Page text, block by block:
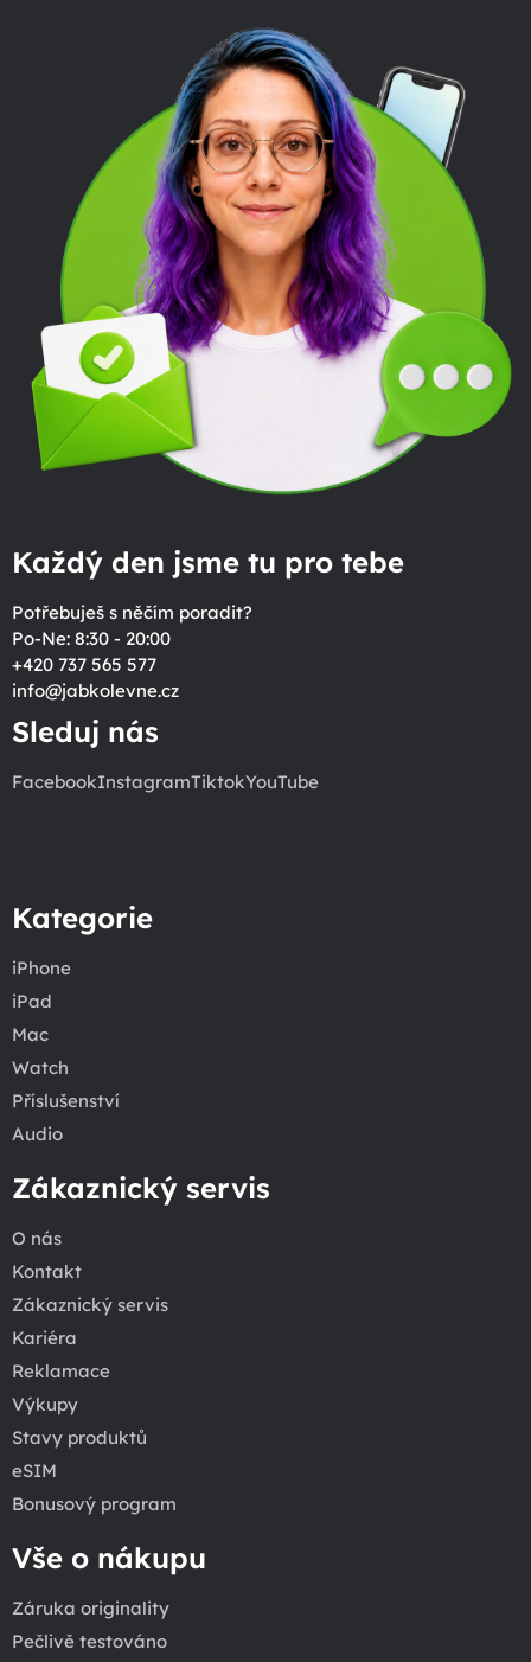
Každý den jsme tu pro tebe
Potřebuješ s něčím poradit?
Po-Ne: 8:30 - 20:00
+420 737 565 577
info@jabkolevne.cz
Sleduj nás
FacebookInstagramTiktokYouTube
Kategorie
iPhone
iPad
Mac
Watch
Příslušenství
Audio
Zákaznický servis
O nás
Kontakt
Zákaznický servis
Kariéra
Reklamace
Výkupy
Stavy produktů
eSIM
Bonusový program
Vše o nákupu
Záruka originality
Pečlivě testováno